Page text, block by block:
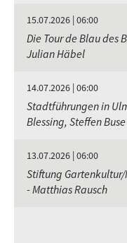
15.07.2026 | 06:00
Die Tour de Blau des
Julian Häbel
14.07.2026 | 06:00
Stadtführungen in
Blessing, Steffen
13.07.2026 | 06:00
Stiftung
- Matthias Rausch